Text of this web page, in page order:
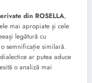
din ROSELLA,
mai apropiate și cele
legătură cu
semnificație similară.
ar putea aduce
o analiză mai